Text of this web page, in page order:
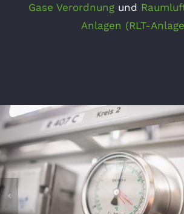
Gase Verordnung und
Anlagen (RLT-